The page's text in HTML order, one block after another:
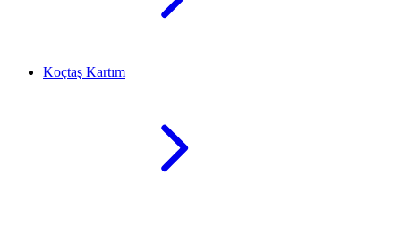
Koçtaş Kartım